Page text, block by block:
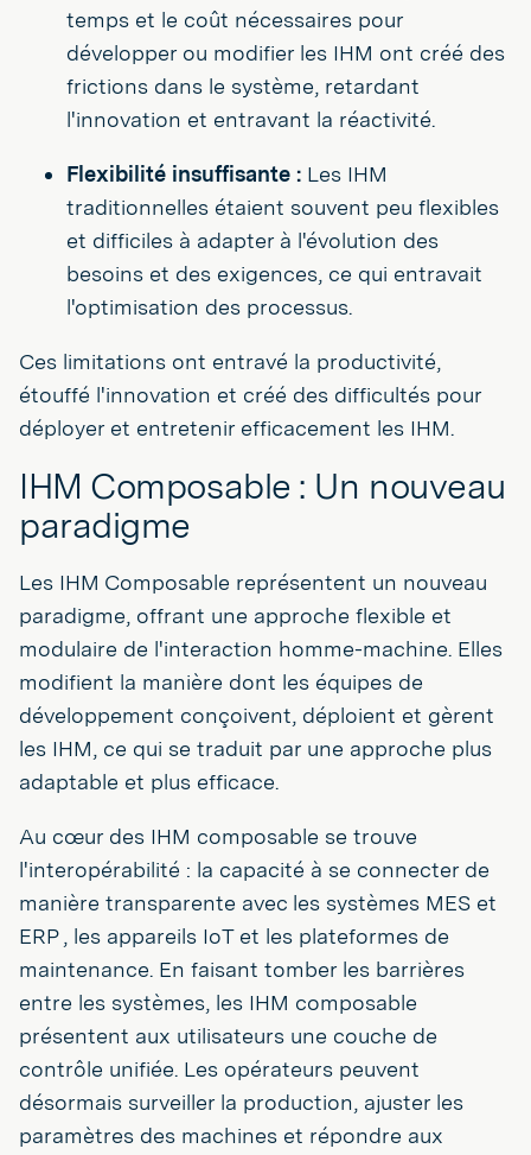
temps et le coût nécessaires pour
développer ou modifier les IHM ont créé des
frictions dans le système, retardant
l'innovation et entravant la réactivité.
Flexibilité insuffisante : Les IHM
traditionnelles étaient souvent peu flexibles
et difficiles à adapter à l'évolution des
besoins et des exigences, ce qui entravait
l'optimisation des processus.
Ces limitations ont entravé la productivité,
étouffé l'innovation et créé des difficultés pour
déployer et entretenir efficacement les IHM.
IHM Composable : Un nouveau
paradigme
Les IHM Composable représentent un nouveau
paradigme, offrant une approche flexible et
modulaire de l'interaction homme-machine. Elles
modifient la manière dont les équipes de
développement conçoivent, déploient et gèrent
les IHM, ce qui se traduit par une approche plus
adaptable et plus efficace.
Au cœur des IHM composable se trouve
l'interopérabilité : la capacité à se connecter de
manière transparente avec les systèmes MES et
ERP , les appareils IoT et les plateformes de
maintenance. En faisant tomber les barrières
entre les systèmes, les IHM composable
présentent aux utilisateurs une couche de
contrôle unifiée. Les opérateurs peuvent
désormais surveiller la production, ajuster les
paramètres des machines et répondre aux